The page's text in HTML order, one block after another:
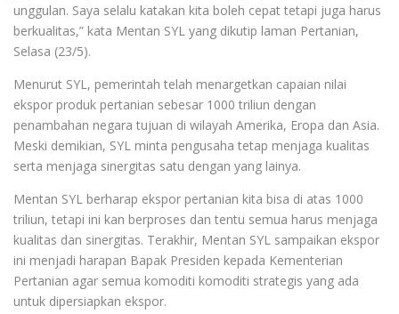
unggulan. Saya selalu katakan kita boleh cepat tetapi juga harus
berkualitas,” kata Mentan SYL yang dikutip laman Pertanian,
Selasa (23/5).
Menurut SYL, pemerintah telah menargetkan capaian nilai
ekspor produk pertanian sebesar 1000 triliun dengan
penambahan negara tujuan di wilayah Amerika, Eropa dan Asia.
Meski demikian, SYL minta pengusaha tetap menjaga kualitas
serta menjaga sinergitas satu dengan yang lainya.
Mentan SYL berharap ekspor pertanian kita bisa di atas 1000
triliun, tetapi ini kan berproses dan tentu semua harus menjaga
kualitas dan sinergitas. Terakhir, Mentan SYL sampaikan ekspor
ini menjadi harapan Bapak Presiden kepada Kementerian
Pertanian agar semua komoditi komoditi strategis yang ada
untuk dipersiapkan ekspor.